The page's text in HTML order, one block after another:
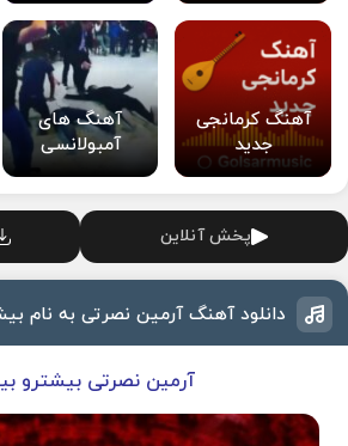
آهنگ کرمانجی
جدید
آهنگ های
آمبولانسی
پخش آنلاین
دانلود آهنگ آرمین نصرتی به نام
آرمین نصرتی بیشترو